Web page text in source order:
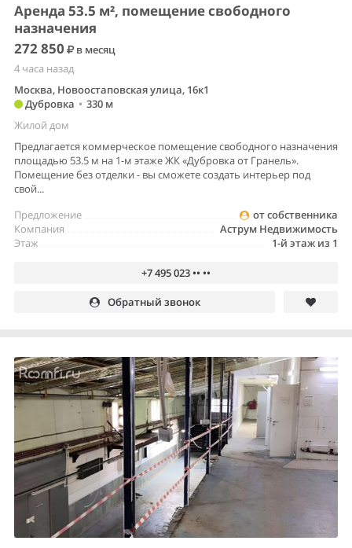
Аренда 53.5 м², помещение свободного
назначения
272 850
в месяц
4 часа назад
Москва, Новоостаповская улица, 16к1
Дубровка • 330 м
Жилой дом
Предлагается коммерческое помещение свободного назначения
площадью 53.5 м на 1-м этаже ЖК «Дубровка от Гранель».
Помещение без отделки - вы сможете создать интерьер под
свой...
от собственника
Предложение
Аструм Недвижимость
Компания
1-й этаж из 1
Этаж
+7 495 023 •• ••
Обратный звонок